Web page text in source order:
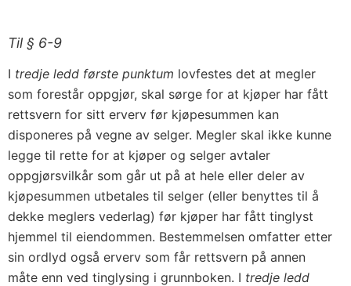
Til § 6-9
I tredje ledd første punktum lovfestes det at megler
som forestår oppgjør, skal sørge for at kjøper har fått
rettsvern for sitt erverv før kjøpesummen kan
disponeres på vegne av selger. Megler skal ikke kunne
legge til rette for at kjøper og selger avtaler
oppgjørsvilkår som går ut på at hele eller deler av
kjøpesummen utbetales til selger (eller benyttes til å
dekke meglers vederlag) før kjøper har fått tinglyst
hjemmel til eiendommen. Bestemmelsen omfatter etter
sin ordlyd også erverv som får rettsvern på annen
måte enn ved tinglysing i grunnboken. I tredje ledd